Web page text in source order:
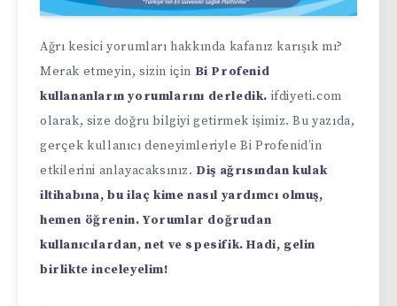
Ağrı kesici yorumları hakkında kafanız karışık mı?
Merak etmeyin, sizin için Bi Profenid
kullananların yorumlarını derledik. ifdiyeti.com
olarak, size doğru bilgiyi getirmek işimiz. Bu yazıda,
gerçek kullanıcı deneyimleriyle Bi Profenid’in
etkilerini anlayacaksınız. Diş ağrısından kulak
iltihabına, bu ilaç kime nasıl yardımcı olmuş,
hemen öğrenin. Yorumlar doğrudan
kullanıcılardan, net ve spesifik. Hadi, gelin
birlikte inceleyelim!